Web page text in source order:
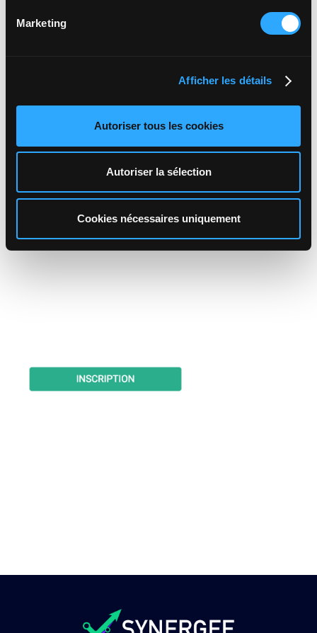
Marketing
Afficher les détails
Autoriser tous les cookies
Autoriser la sélection
Cookies nécessaires uniquement
Emmanuel Colman Directeur Commercial